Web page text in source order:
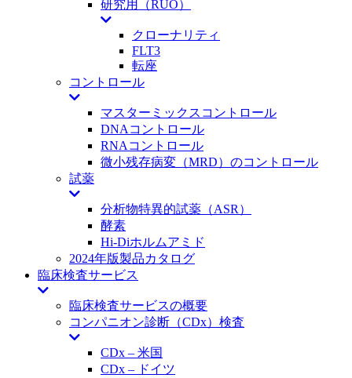
研究用（RUO）
クローナリティ
FLT3
転座
コントロール
マスターミックスコントロール
DNAコントロール
RNAコントロール
微小残存病変（MRD）のコントロール
試薬
分析物特異的試薬（ASR）
酵素
Hi-Diホルムアミド
2024年版製品カタログ
臨床検査サービス
臨床検査サービスの概要
コンパニオン診断（CDx）検査
CDx – 米国
CDx – ドイツ